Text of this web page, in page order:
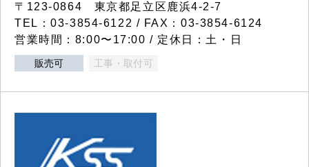
〒123-0864 東京都足立区鹿浜4-2-7
TEL：03-3854-6122 / FAX：03-3854-6124
営業時間：8:00〜17:00 / 定休日：土・日
販売可 工事・取付可